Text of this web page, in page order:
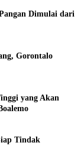
Dimulai dari
Gorontalo
yang Akan
Tindak